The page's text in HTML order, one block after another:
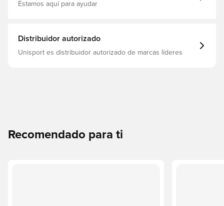
Estamos aquí para ayudar
Distribuidor autorizado
Unisport es distribuidor autorizado de marcas líderes
Recomendado para ti